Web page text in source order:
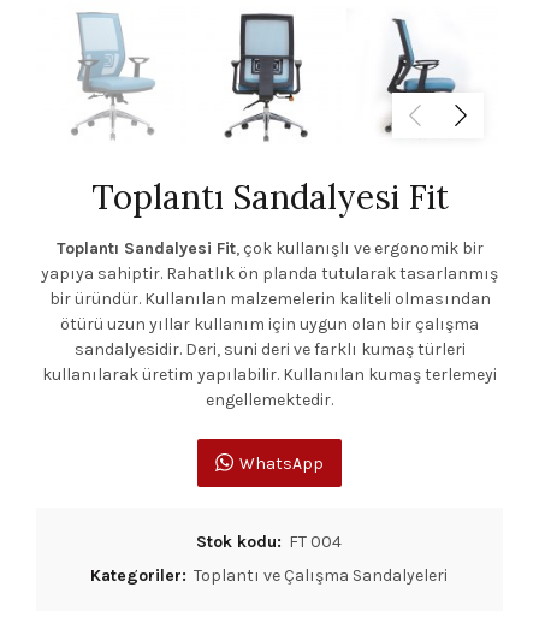
Toplantı Sandalyesi Fit
Toplantı Sandalyesi Fit, çok kullanışlı ve ergonomik bir
yapıya sahiptir. Rahatlık ön planda tutularak tasarlanmış
bir üründür. Kullanılan malzemelerin kaliteli olmasından
ötürü uzun yıllar kullanım için uygun olan bir çalışma
sandalyesidir. Deri, suni deri ve farklı kumaş türleri
kullanılarak üretim yapılabilir. Kullanılan kumaş terlemeyi
engellemektedir.
WhatsApp
Stok kodu: FT 004
Kategoriler: Toplantı ve Çalışma Sandalyeleri